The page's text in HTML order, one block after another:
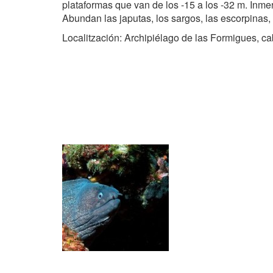
plataformas que van de los -15 a los -32 m.
Abundan las japutas, los sargos, las
Localitzación: Archipiélago de las Formigues,
sitio
los
que
del